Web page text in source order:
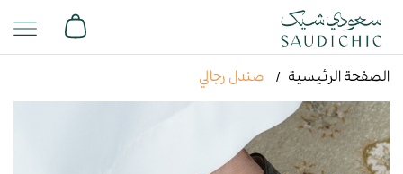
الصفحة الرئيسية صندل رجالي